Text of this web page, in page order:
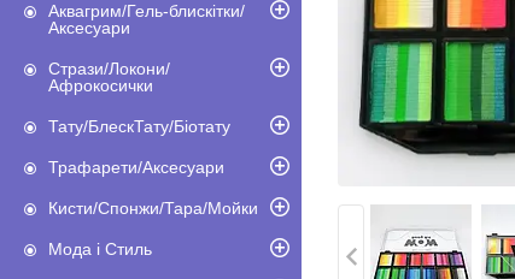
Аквагрим/Гель-блискітки/
Аксесуари
Стрази/Локони/
Афрокосички
Тату/БлескТату/Біотату
Трафарети/Аксесуари
Кисти/Спонжи/Тара/Мойки
Мода і Стиль